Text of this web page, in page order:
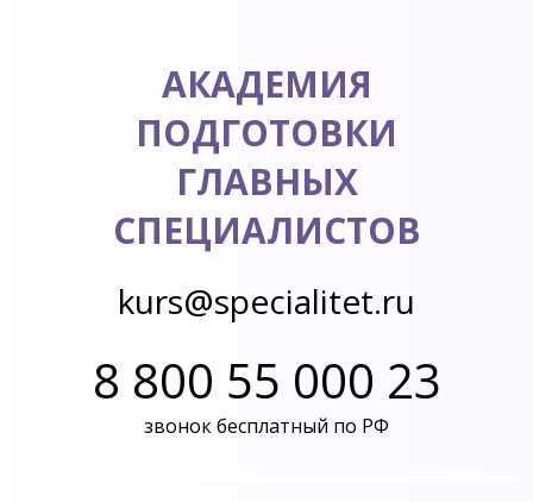
АКАДЕМИЯ
ПОДГОТОВКИ
ГЛАВНЫХ
СПЕЦИАЛИСТОВ
kurs@specialitet.ru
8 800 55 000 23
звонок бесплатный по РФ